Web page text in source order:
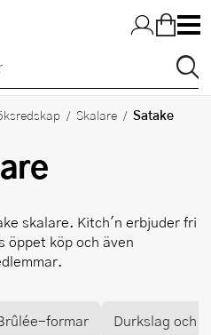
Skalare Satake
skalare. Kitch'n erbjuder fri
köp och även
formar Durkslag och